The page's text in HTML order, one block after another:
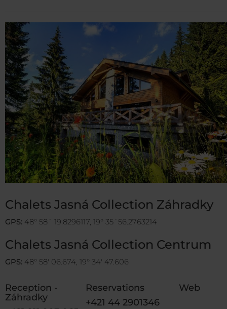
Chalets Jasná Collection Záhradky
GPS: 48° 58´ 19.8296117, 19° 35´56.2763214
Chalets Jasná Collection Centrum
GPS: 48° 58′ 06.674, 19° 34′ 47.606
Reception -
Záhradky
Reservations
+421 44 2901346
Web